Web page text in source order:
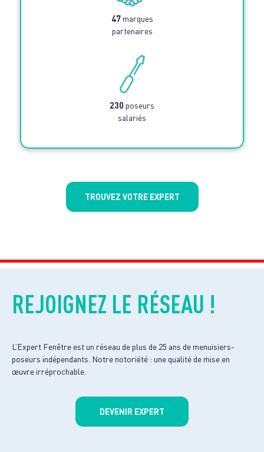
47marques
partenaires
230 poseurs
salariés
TROUVEZ VOTRE EXPERT
REJOIGNEZ LE RÉSEAU !
L’Expert Fenêtre est un réseau de plus de 25 ans de menuisiers-
poseurs indépendants. Notre notoriété : une qualité de mise en
œuvre irréprochable.
DEVENIR EXPERT